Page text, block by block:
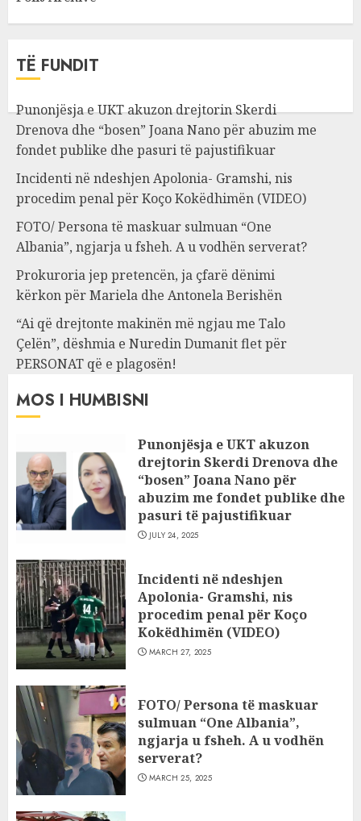
TË FUNDIT
Punonjësja e UKT akuzon drejtorin Skerdi
Drenova dhe “bosen” Joana Nano për abuzim me
fondet publike dhe pasuri të pajustifikuar
Incidenti në ndeshjen Apolonia- Gramshi, nis
procedim penal për Koço Kokëdhimën (VIDEO)
FOTO/ Persona të maskuar sulmuan “One
Albania”, ngjarja u fsheh. A u vodhën serverat?
Prokuroria jep pretencën, ja çfarë dënimi
kërkon për Mariela dhe Antonela Berishën
“Ai që drejtonte makinën më ngjau me Talo
Çelën”, dëshmia e Nuredin Dumanit flet për
PERSONAT që e plagosën!
MOS I HUMBISNI
Punonjësja e UKT akuzon
drejtorin Skerdi Drenova dhe
“bosen” Joana Nano për
abuzim me fondet publike dhe
pasuri të pajustifikuar
JULY 24, 2025
Incidenti në ndeshjen
Apolonia- Gramshi, nis
procedim penal për Koço
Kokëdhimën (VIDEO)
MARCH 27, 2025
FOTO/ Persona të maskuar
sulmuan “One Albania”,
ngjarja u fsheh. A u vodhën
serverat?
MARCH 25, 2025